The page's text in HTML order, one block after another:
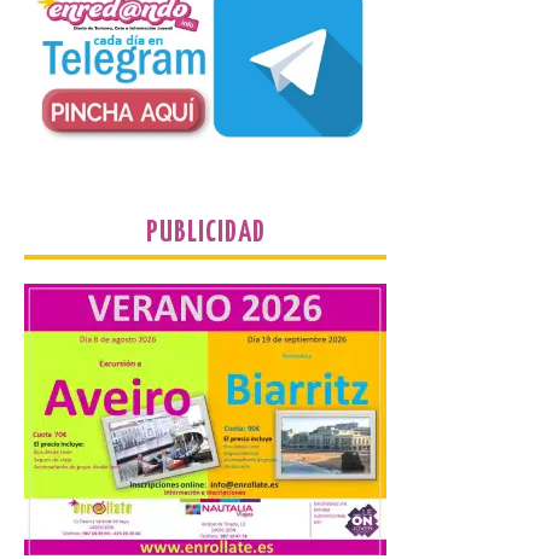
La novena campaña
arqueológica centrará sus
trabajos en el estudio de la
organización urbana y la
vida cotidiana del poblado
y contará con la participación de
estudiantes del grado en Historia. La
sus puertas en La Bañeza
con más de 60 puestos y
un amplio programa de
animación.
6 Ago 2026
La programación
incorpora un amplio
calendario de actividades
de animación dirigidas a
PUBLICIDAD